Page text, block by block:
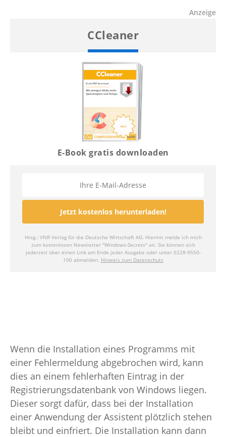
Wenn die Installation eines Programms mit
einer Fehlermeldung abgebrochen wird, kann
dies an einem fehlerhaften Eintrag in der
Registrierungsdatenbank von Windows liegen.
Dieser sorgt dafür, dass bei der Installation
einer Anwendung der Assistent plötzlich stehen
bleibt und einfriert. Die Installation kann dann